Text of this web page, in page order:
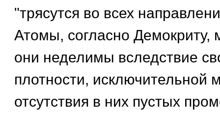
"трясутся во всех
Атомы, согласно Демокриту,
они неделимы вследствие
плотности, исключительной
отсутствия в них пустых